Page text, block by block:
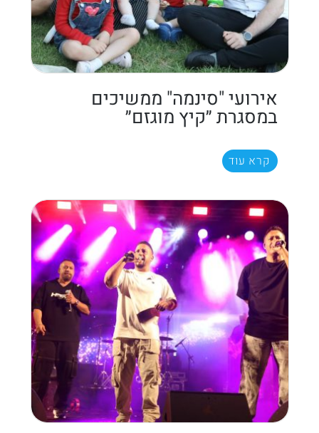
אירועי "סינמה" ממשיכים
במסגרת ״קיץ מוגזם״
קרא עוד